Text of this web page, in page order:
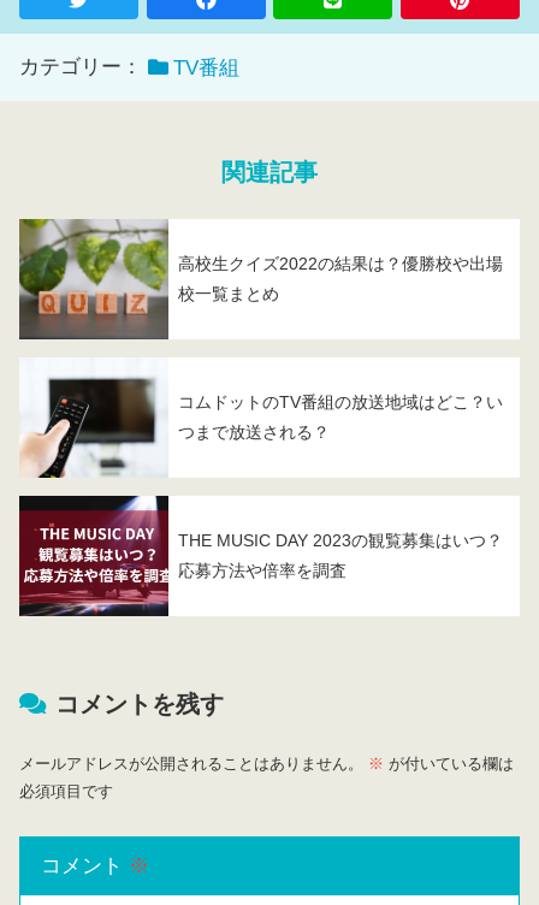
カテゴリー： TV番組
関連記事
高校生クイズ2022の結果は？優勝校や出場
校一覧まとめ
コムドットのTV番組の放送地域はどこ？い
つまで放送される？
THE MUSIC DAY 2023の観覧募集はいつ？
応募方法や倍率を調査
コメントを残す
メールアドレスが公開されることはありません。 ※ が付いている欄は
必須項目です
コメント ※